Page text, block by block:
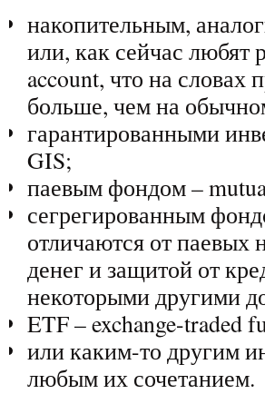
накопительным,
или, как сейчас любят
account, что на словах
больше, чем на
гарантированными
GIS;
паевым фондом –
сегрегированным
отличаются от паевых
денег и защитой от
некоторыми другими
ETF – exchange-traded
или каким-то другим
любым их сочетанием.